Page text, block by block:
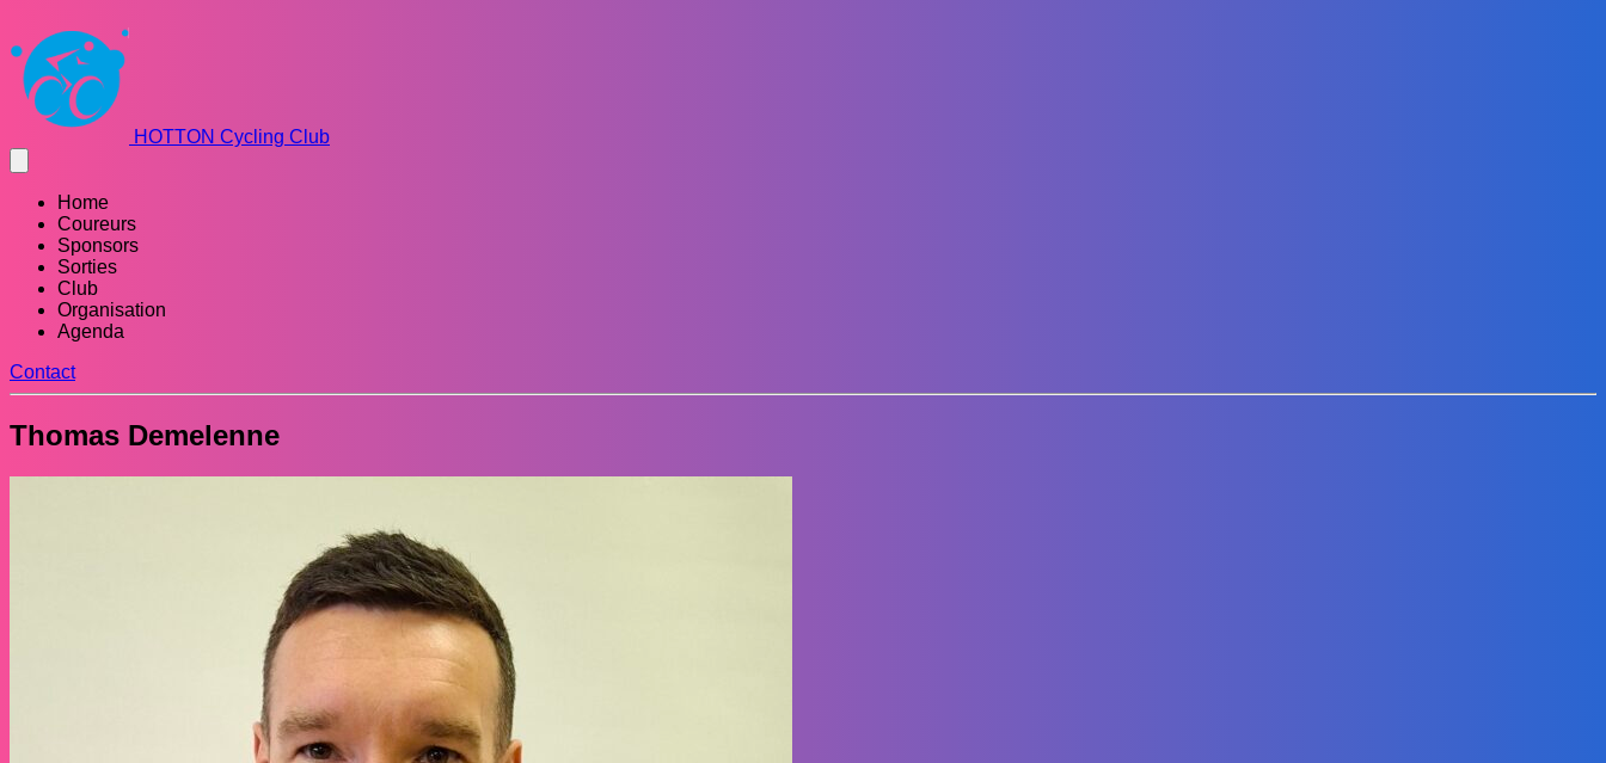
HOTTON Cycling Club
Home
Coureurs
Sponsors
Sorties
Club
Organisation
Agenda
Contact
Thomas Demelenne